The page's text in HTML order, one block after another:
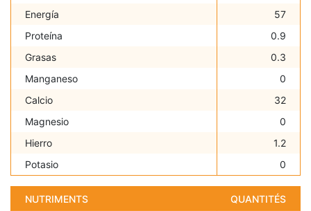
Energía
57
Proteína
0.9
Grasas
0.3
Manganeso
0
Calcio
32
Magnesio
0
Hierro
1.2
Potasio
0
NUTRIMENTS
QUANTITÉS